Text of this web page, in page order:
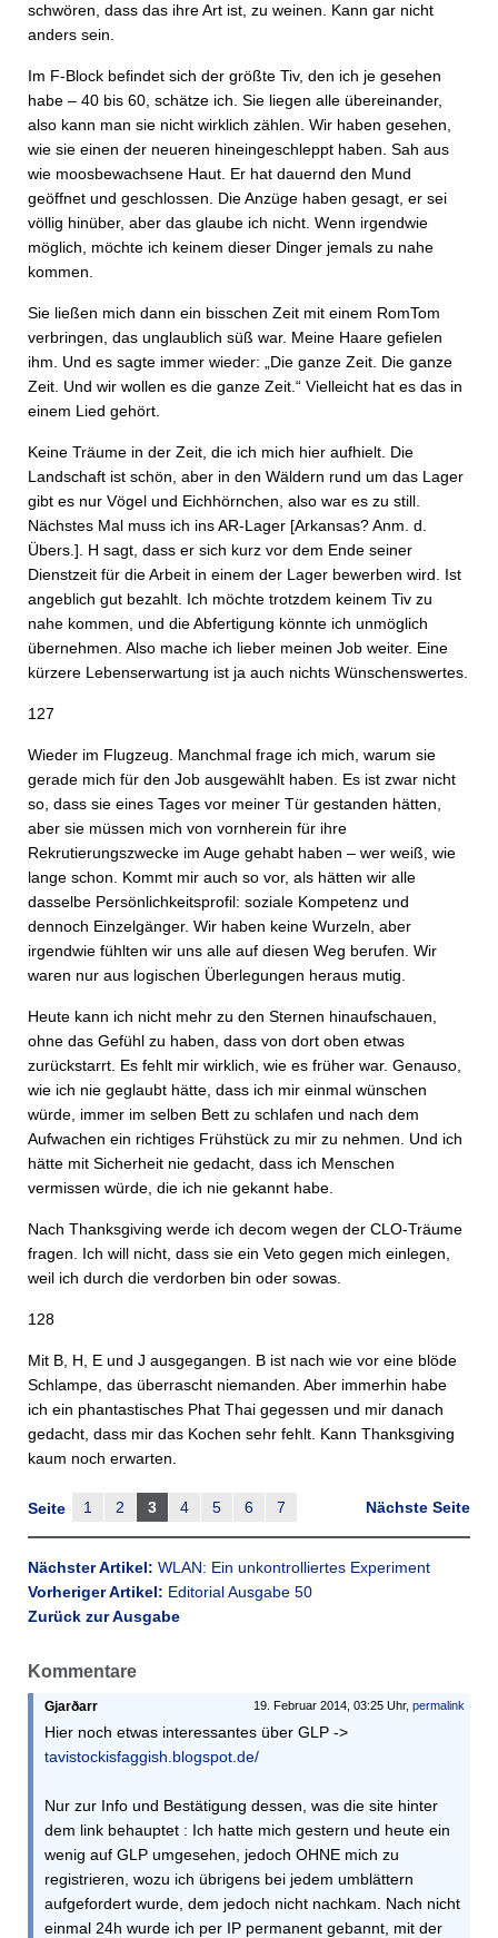
schwören, dass das ihre Art ist, zu weinen. Kann gar nicht
anders sein.
Im F-Block befindet sich der größte Tiv, den ich je gesehen
habe – 40 bis 60, schätze ich. Sie liegen alle übereinander,
also kann man sie nicht wirklich zählen. Wir haben gesehen,
wie sie einen der neueren hineingeschleppt haben. Sah aus
wie moosbewachsene Haut. Er hat dauernd den Mund
geöffnet und geschlossen. Die Anzüge haben gesagt, er sei
völlig hinüber, aber das glaube ich nicht. Wenn irgendwie
möglich, möchte ich keinem dieser Dinger jemals zu nahe
kommen.
Sie ließen mich dann ein bisschen Zeit mit einem RomTom
verbringen, das unglaublich süß war. Meine Haare gefielen
ihm. Und es sagte immer wieder: „Die ganze Zeit. Die ganze
Zeit. Und wir wollen es die ganze Zeit.“ Vielleicht hat es das in
einem Lied gehört.
Keine Träume in der Zeit, die ich mich hier aufhielt. Die
Landschaft ist schön, aber in den Wäldern rund um das Lager
gibt es nur Vögel und Eichhörnchen, also war es zu still.
Nächstes Mal muss ich ins AR-Lager [Arkansas? Anm. d.
Übers.]. H sagt, dass er sich kurz vor dem Ende seiner
Dienstzeit für die Arbeit in einem der Lager bewerben wird. Ist
angeblich gut bezahlt. Ich möchte trotzdem keinem Tiv zu
nahe kommen, und die Abfertigung könnte ich unmöglich
übernehmen. Also mache ich lieber meinen Job weiter. Eine
kürzere Lebenserwartung ist ja auch nichts Wünschenswertes.
127
Wieder im Flugzeug. Manchmal frage ich mich, warum sie
gerade mich für den Job ausgewählt haben. Es ist zwar nicht
so, dass sie eines Tages vor meiner Tür gestanden hätten,
aber sie müssen mich von vornherein für ihre
Rekrutierungszwecke im Auge gehabt haben – wer weiß, wie
lange schon. Kommt mir auch so vor, als hätten wir alle
dasselbe Persönlichkeitsprofil: soziale Kompetenz und
dennoch Einzelgänger. Wir haben keine Wurzeln, aber
irgendwie fühlten wir uns alle auf diesen Weg berufen. Wir
waren nur aus logischen Überlegungen heraus mutig.
Heute kann ich nicht mehr zu den Sternen hinaufschauen,
ohne das Gefühl zu haben, dass von dort oben etwas
zurückstarrt. Es fehlt mir wirklich, wie es früher war. Genauso,
wie ich nie geglaubt hätte, dass ich mir einmal wünschen
würde, immer im selben Bett zu schlafen und nach dem
Aufwachen ein richtiges Frühstück zu mir zu nehmen. Und ich
hätte mit Sicherheit nie gedacht, dass ich Menschen
vermissen würde, die ich nie gekannt habe.
Nach Thanksgiving werde ich decom wegen der CLO-Träume
fragen. Ich will nicht, dass sie ein Veto gegen mich einlegen,
weil ich durch die verdorben bin oder sowas.
128
Mit B, H, E und J ausgegangen. B ist nach wie vor eine blöde
Schlampe, das überrascht niemanden. Aber immerhin habe
ich ein phantastisches Phat Thai gegessen und mir danach
gedacht, dass mir das Kochen sehr fehlt. Kann Thanksgiving
kaum noch erwarten.
Nächste Seite
Seite 1 2 3 4 5 6 7
Nächster Artikel: WLAN: Ein unkontrolliertes Experiment
Vorheriger Artikel: Editorial Ausgabe 50
Zurück zur Ausgabe
Kommentare
19. Februar 2014, 03:25 Uhr, permalink
Gjarðarr
Hier noch etwas interessantes über GLP ->
tavistockisfaggish.blogspot.de/
Nur zur Info und Bestätigung dessen, was die site hinter
dem link behauptet : Ich hatte mich gestern und heute ein
wenig auf GLP umgesehen, jedoch OHNE mich zu
registrieren, wozu ich übrigens bei jedem umblättern
aufgefordert wurde, dem jedoch nicht nachkam. Nach nicht
einmal 24h wurde ich per IP permanent gebannt, mit der